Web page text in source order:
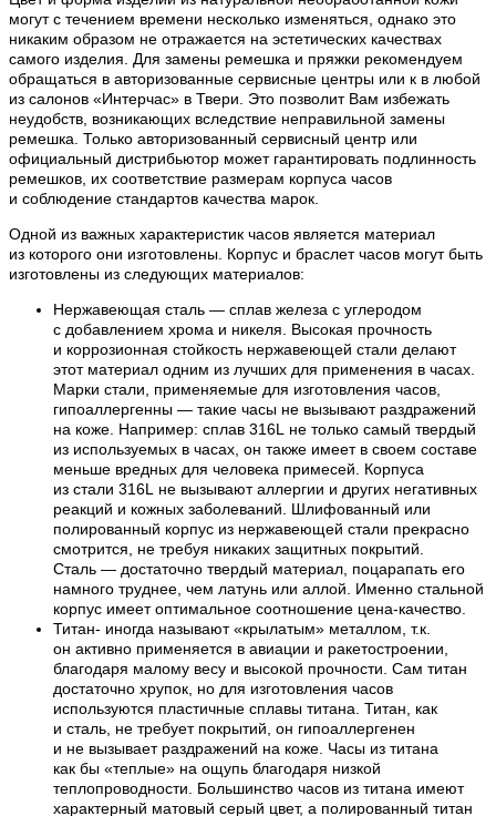
могут с течением времени несколько изменяться, однако это
никаким образом не отражается на эстетических качествах
самого изделия. Для замены ремешка и пряжки рекомендуем
обращаться в авторизованные сервисные центры или к в любой
из салонов «Интерчас» в Твери. Это позволит Вам избежать
неудобств, возникающих вследствие неправильной замены
ремешка. Только авторизованный сервисный центр или
официальный дистрибьютор может гарантировать подлинность
ремешков, их соответствие размерам корпуса часов
и соблюдение стандартов качества марок.
Одной из важных характеристик часов является материал
из которого они изготовлены. Корпус и браслет часов могут быть
изготовлены из следующих материалов:
Нержавеющая сталь — сплав железа с углеродом
с добавлением хрома и никеля. Высокая прочность
и коррозионная стойкость нержавеющей стали делают
этот материал одним из лучших для применения в часах.
Марки стали, применяемые для изготовления часов,
гипоаллергенны — такие часы не вызывают раздражений
на коже. Например: сплав 316L не только самый твердый
из используемых в часах, он также имеет в своем составе
меньше вредных для человека примесей. Корпуса
из стали 316L не вызывают аллергии и других негативных
реакций и кожных заболеваний. Шлифованный или
полированный корпус из нержавеющей стали прекрасно
смотрится, не требуя никаких защитных покрытий.
Сталь — достаточно твердый материал, поцарапать его
намного труднее, чем латунь или аллой. Именно стальной
корпус имеет оптимальное соотношение цена-качество.
Титан- иногда называют «крылатым» металлом, т.к.
он активно применяется в авиации и ракетостроении,
благодаря малому весу и высокой прочности. Сам титан
достаточно хрупок, но для изготовления часов
используются пластичные сплавы титана. Титан, как
и сталь, не требует покрытий, он гипоаллергенен
и не вызывает раздражений на коже. Часы из титана
как бы «теплые» на ощупь благодаря низкой
теплопроводности. Большинство часов из титана имеют
характерный матовый серый цвет, а полированный титан